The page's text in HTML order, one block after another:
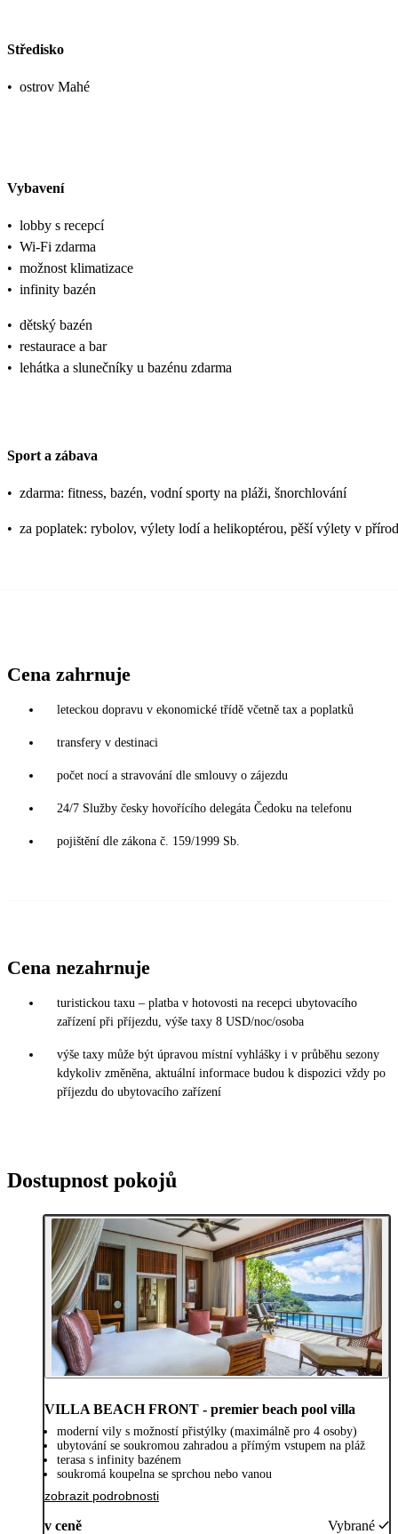
Středisko
• ostrov Mahé
Vybavení
• lobby s recepcí
• Wi-Fi zdarma
• možnost klimatizace
• infinity bazén
• dětský bazén
• restaurace a bar
• lehátka a slunečníky u bazénu zdarma
Sport a zábava
• zdarma: fitness, bazén, vodní sporty na pláži, šnorchlování
• za poplatek: rybolov, výlety lodí a helikoptérou, pěší výlety v
Cena zahrnuje
leteckou dopravu v ekonomické třídě včetně tax a poplatků
transfery v destinaci
počet nocí a stravování dle smlouvy o zájezdu
24/7 Služby česky hovořícího delegáta Čedoku na telefonu
pojištění dle zákona č. 159/1999 Sb.
Cena nezahrnuje
turistickou taxu – platba v hotovosti na recepci ubytovacího
zařízení při příjezdu, výše taxy 8 USD/noc/osoba
výše taxy může být úpravou místní vyhlášky i v průběhu sezony
kdykoliv změněna, aktuální informace budou k dispozici vždy po
příjezdu do ubytovacího zařízení
Dostupnost pokojů
VILLA BEACH FRONT - premier beach pool villa
moderní vily s možností přistýlky (maximálně pro 4 osoby)
ubytování se soukromou zahradou a přímým vstupem na pláž
terasa s infinity bazénem
soukromá koupelna se sprchou nebo vanou
zobrazit podrobnosti
v ceně Vybrané